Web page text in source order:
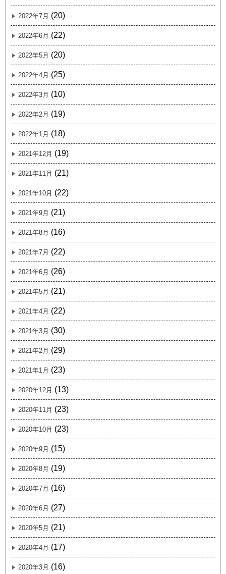
2022年7月 (20)
2022年6月 (22)
2022年5月 (20)
2022年4月 (25)
2022年3月 (10)
2022年2月 (19)
2022年1月 (18)
2021年12月 (19)
2021年11月 (21)
2021年10月 (22)
2021年9月 (21)
2021年8月 (16)
2021年7月 (22)
2021年6月 (26)
2021年5月 (21)
2021年4月 (22)
2021年3月 (30)
2021年2月 (29)
2021年1月 (23)
2020年12月 (13)
2020年11月 (23)
2020年10月 (23)
2020年9月 (15)
2020年8月 (19)
2020年7月 (16)
2020年6月 (27)
2020年5月 (21)
2020年4月 (17)
2020年3月 (16)